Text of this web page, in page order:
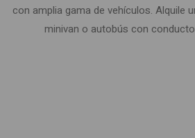
con amplia gama de vehículos. Alquile
minivan o autobús con